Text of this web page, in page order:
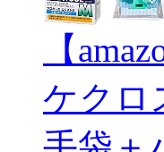
【
ケクロ